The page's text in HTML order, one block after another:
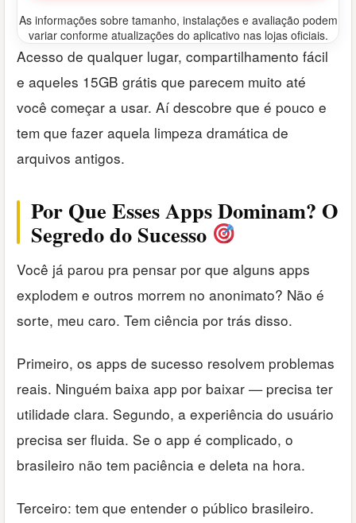
As informações sobre tamanho, instalações e avaliação podem
variar conforme atualizações do aplicativo nas lojas oficiais.
Acesso de qualquer lugar, compartilhamento fácil
e aqueles 15GB grátis que parecem muito até
você começar a usar. Aí descobre que é pouco e
tem que fazer aquela limpeza dramática de
arquivos antigos.
Por Que Esses Apps Dominam? O
Segredo do Sucesso
Você já parou pra pensar por que alguns apps
explodem e outros morrem no anonimato? Não é
sorte, meu caro. Tem ciência por trás disso.
Primeiro, os apps de sucesso resolvem problemas
reais. Ninguém baixa app por baixar — precisa ter
utilidade clara. Segundo, a experiência do usuário
precisa ser fluida. Se o app é complicado, o
brasileiro não tem paciência e deleta na hora.
Terceiro: tem que entender o público brasileiro.